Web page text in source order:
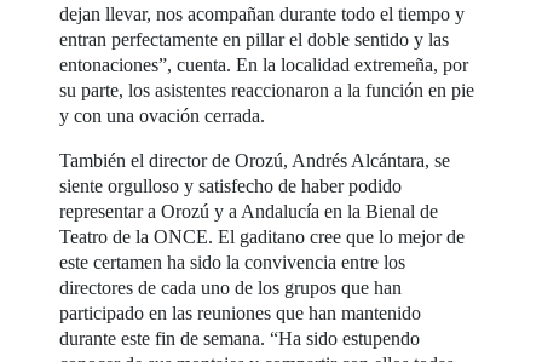
dejan llevar, nos acompañan durante todo el tiempo y
entran perfectamente en pillar el doble sentido y las
entonaciones”, cuenta. En la localidad extremeña, por
su parte, los asistentes reaccionaron a la función en pie
y con una ovación cerrada.
También el director de Orozú, Andrés Alcántara, se
siente orgulloso y satisfecho de haber podido
representar a Orozú y a Andalucía en la Bienal de
Teatro de la ONCE. El gaditano cree que lo mejor de
este certamen ha sido la convivencia entre los
directores de cada uno de los grupos que han
participado en las reuniones que han mantenido
durante este fin de semana. “Ha sido estupendo